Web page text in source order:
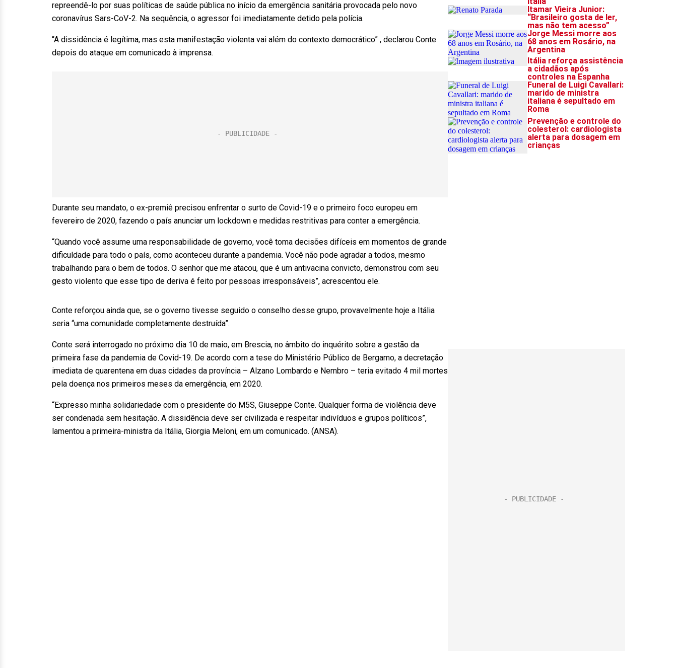
repreendê-lo por suas políticas de saúde pública no início da emergência sanitária provocada pelo novo
coronavírus Sars-CoV-2. Na sequência, o agressor foi imediatamente detido pela polícia.
“A dissidência é legítima, mas esta manifestação violenta vai além do contexto democrático” , declarou Conte
depois do ataque em comunicado à imprensa.
Durante seu mandato, o ex-premiê precisou enfrentar o surto de Covid-19 e o primeiro foco europeu em
fevereiro de 2020, fazendo o país anunciar um lockdown e medidas restritivas para conter a emergência.
“Quando você assume uma responsabilidade de governo, você toma decisões difíceis em momentos de grande
dificuldade para todo o país, como aconteceu durante a pandemia. Você não pode agradar a todos, mesmo
trabalhando para o bem de todos. O senhor que me atacou, que é um antivacina convicto, demonstrou com seu
gesto violento que esse tipo de deriva é feito por pessoas irresponsáveis”, acrescentou ele.
Conte reforçou ainda que, se o governo tivesse seguido o conselho desse grupo, provavelmente hoje a Itália
seria “uma comunidade completamente destruída”.
Conte será interrogado no próximo dia 10 de maio, em Brescia, no âmbito do inquérito sobre a gestão da
primeira fase da pandemia de Covid-19. De acordo com a tese do Ministério Público de Bergamo, a decretação
imediata de quarentena em duas cidades da província – Alzano Lombardo e Nembro – teria evitado 4 mil mortes
pela doença nos primeiros meses da emergência, em 2020.
“Expresso minha solidariedade com o presidente do M5S, Giuseppe Conte. Qualquer forma de violência deve
ser condenada sem hesitação. A dissidência deve ser civilizada e respeitar indivíduos e grupos políticos”,
lamentou a primeira-ministra da Itália, Giorgia Meloni, em um comunicado. (ANSA).